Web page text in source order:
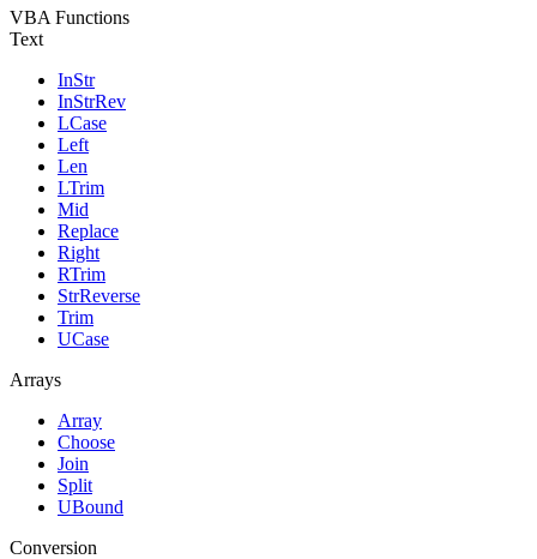
VBA Functions
Text
InStr
InStrRev
LCase
Left
Len
LTrim
Mid
Replace
Right
RTrim
StrReverse
Trim
UCase
Arrays
Array
Choose
Join
Split
UBound
Conversion